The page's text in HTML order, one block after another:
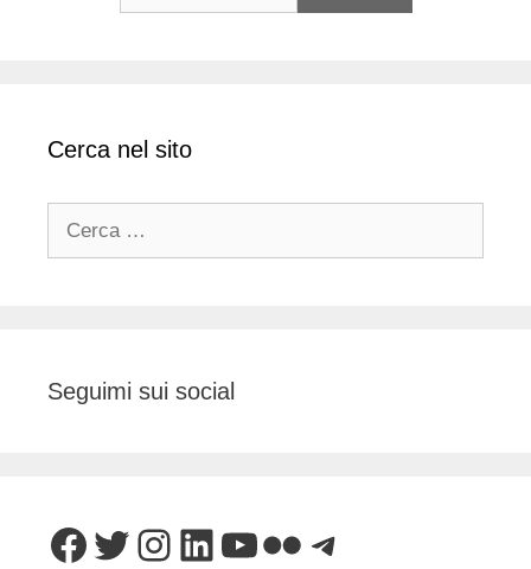
Cerca nel sito
Seguimi sui social
Facebook
Twitter
Instagram
LinkedIn
YouTube
FlickrTelegram